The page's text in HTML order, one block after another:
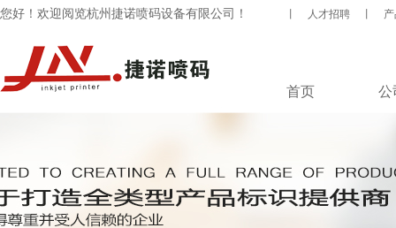
您好！欢迎阅览杭州捷诺喷码设备有限公司！ 人才招聘
首页 公